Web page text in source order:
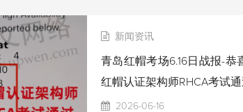
新闻资讯
青岛红帽考场6.16日战报-恭
红帽认证架构师RHCA考试通
2026-06-16